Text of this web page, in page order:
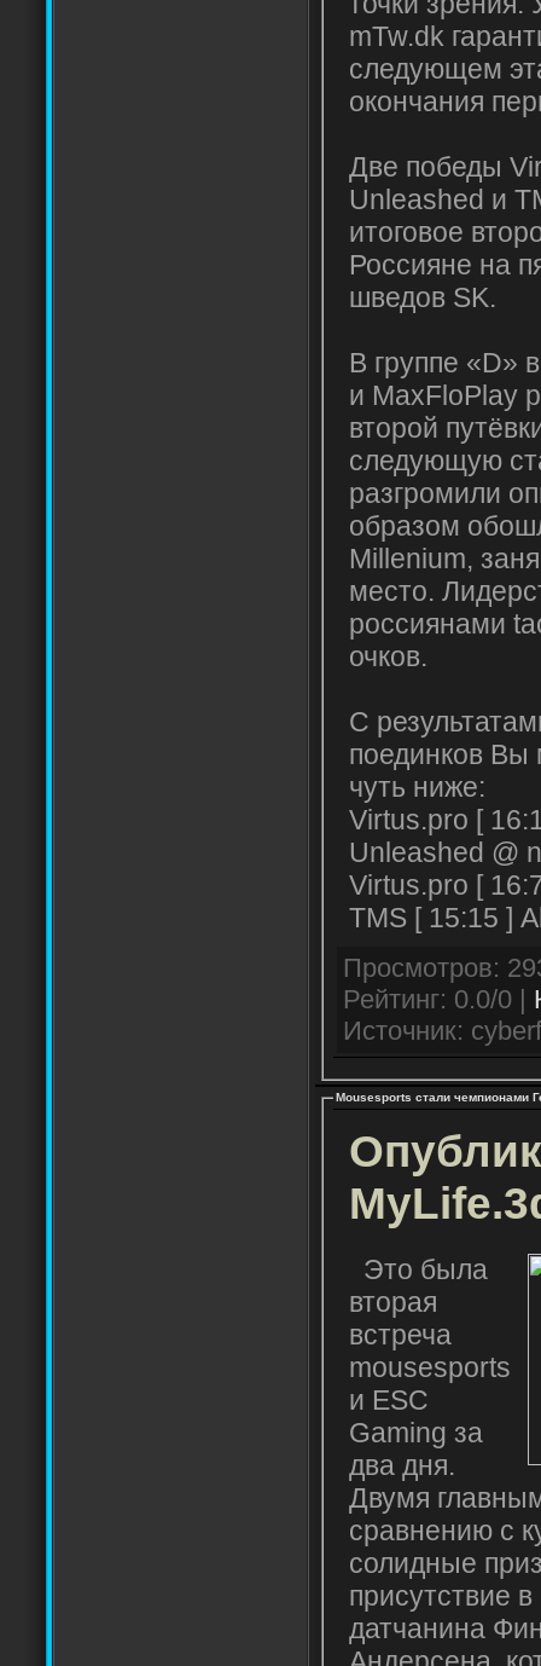
mTw.dk
следующем
окончания
Две победы
Unleashed и
итоговое
Россияне на
шведов SK.
В группе «D»
и MaxFloPlay
второй
следующую
разгромили
образом
Millenium,
место.
россиянами
очков.
С
поединков Вы
чуть ниже:
Virtus.pro [
Unleashed @
Virtus.pro [
TMS [ 15:15 ]
Рейтинг: 0.0/0 |
Источник:
Mousesports стали чемпионами
Это была
вторая
встреча
mousesports
и ESC
Gaming за
два дня.
Двумя
сравнению с
солидные
присутствие
датчанина